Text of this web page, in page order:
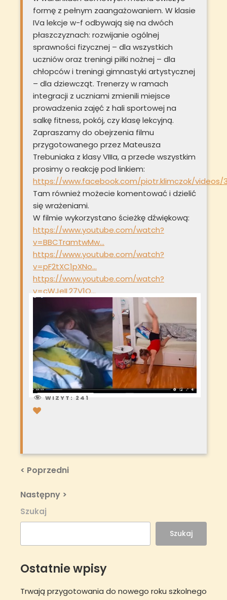
formę z pełnym zaangażowaniem. W klasie
IVa lekcje w-f odbywają się na dwóch
płaszczyznach: rozwijanie ogólnej
sprawności fizycznej – dla wszystkich
uczniów oraz treningi piłki nożnej – dla
chłopców i treningi gimnastyki artystycznej
– dla dziewcząt. Trenerzy w ramach
integracji z uczniami zmienili miejsce
prowadzenia zajęć z hali sportowej na
salkę fitness, pokój, czy klasę lekcyjną.
Zapraszamy do obejrzenia filmu
przygotowanego przez Mateusza
Trebuniaka z klasy VIIIa, a przede wszystkim
prosimy o reakcję pod linkiem:
https://www.facebook.com/piotr.klimczok/videos/
Tam również możecie komentować i dzielić
się wrażeniami.
W filmie wykorzystano ścieżkę dźwiękową:
https://www.youtube.com/watch?
v=BBCTramtwMw…
https://www.youtube.com/watch?
v=pF2tXC1pXNo…
https://www.youtube.com/watch?
v=cWJeIL27V1Q…
WIZYT: 241
Nawigacja
Previous
< Poprzedni
Next
Post
Następny >
Szukaj
Szukaj
Ostatnie wpisy
Trwają przygotowania do nowego roku szkolnego